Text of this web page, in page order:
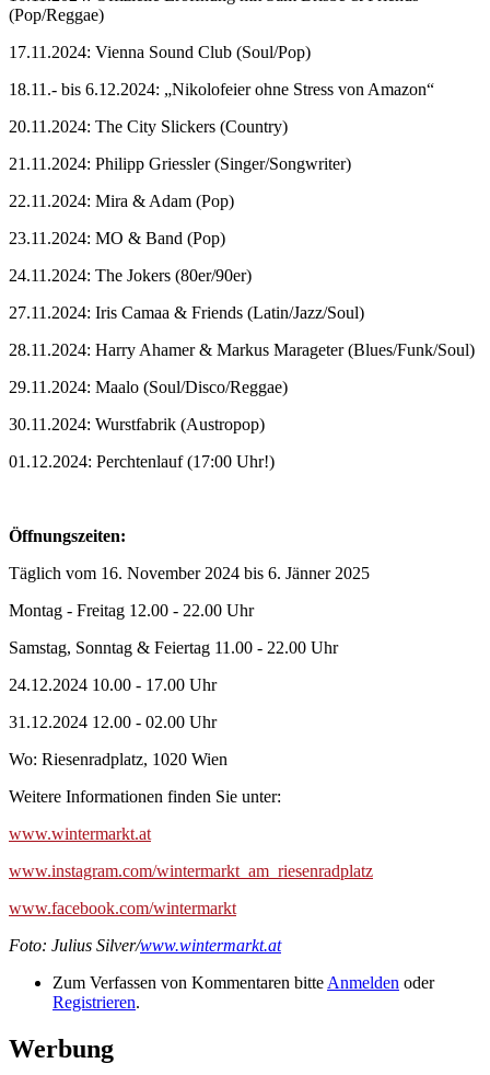
(Pop/Reggae)
17.11.2024: Vienna Sound Club (Soul/Pop)
18.11.- bis 6.12.2024: „Nikolofeier ohne Stress von Amazon“
20.11.2024: The City Slickers (Country)
21.11.2024: Philipp Griessler (Singer/Songwriter)
22.11.2024: Mira & Adam (Pop)
23.11.2024: MO & Band (Pop)
24.11.2024: The Jokers (80er/90er)
27.11.2024: Iris Camaa & Friends (Latin/Jazz/Soul)
28.11.2024: Harry Ahamer & Markus Marageter (Blues/Funk/Soul)
29.11.2024: Maalo (Soul/Disco/Reggae)
30.11.2024: Wurstfabrik (Austropop)
01.12.2024: Perchtenlauf (17:00 Uhr!)
Öffnungszeiten:
Täglich vom 16. November 2024 bis 6. Jänner 2025
Montag - Freitag 12.00 - 22.00 Uhr
Samstag, Sonntag & Feiertag 11.00 - 22.00 Uhr
24.12.2024 10.00 - 17.00 Uhr
31.12.2024 12.00 - 02.00 Uhr
Wo: Riesenradplatz, 1020 Wien
Weitere Informationen finden Sie unter:
www.wintermarkt.at
www.instagram.com/wintermarkt_am_riesenradplatz
www.facebook.com/wintermarkt
Foto: Julius Silver/www.wintermarkt.at
Zum Verfassen von Kommentaren bitte Anmelden oder
Registrieren.
Werbung